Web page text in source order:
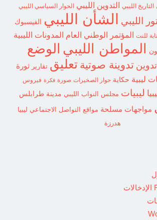
التاريخ الليبي التدوين الليبي الحوار السياسي الليبي
الليبي الشأن الليبي الفيسبوك
للنت المؤتمر الوطني العام المدونات الليبية
المواطن الليبي الوضع
تدوين تدوينة صوتية تعليق تقارير
ثورة
ليبية حكاية حوار الصخيرات صورة فكرة فيروس
ليبيات مجلس النواب الليبي مدينة طرابلس
مواجهات مسلحة مواقع التواصل الاجتماعي ليبيا
هدرزة